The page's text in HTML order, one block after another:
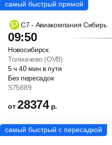
С7 - Авиакомпания Сибирь
09:50
Новосибирск
Толмачево (OVB)
5ч 40 мин в пути
Без пересадок
S75889
от28374 р.